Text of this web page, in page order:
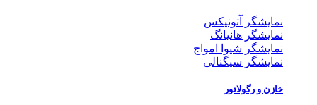
نمایشگر آتونیکس
نمایشگر هانیانگ
نمایشگر شیوا امواج
نمایشگر سیگنالی
خازن و رگولاتور